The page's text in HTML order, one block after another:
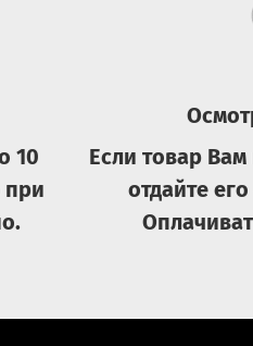
10
Если товар
отдайте